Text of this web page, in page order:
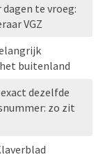
te vroeg:
VGZ
buitenland
dezelfde
zo zit